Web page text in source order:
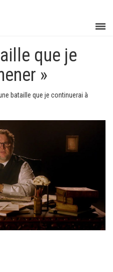
que je
»
bataille que je continuerai à